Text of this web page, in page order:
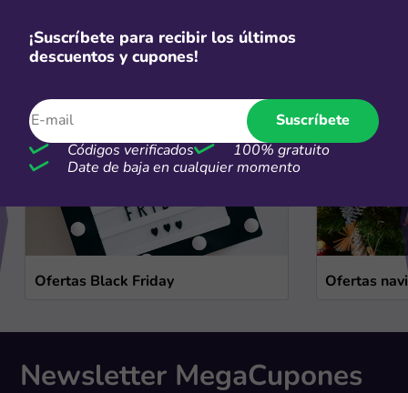
Ofertas de temporada
Ofertas Black Friday Ofertas
Newsletter MegaCupones
¡Suscríbete para recibir los últimos
descuentos y cupones!
Suscríbete
Códigos verificados
100% gratuito
Date de baja en cualquier momento